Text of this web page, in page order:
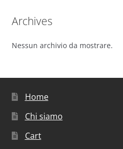
Archives
Nessun archivio da mostrare.
Home
Chi siamo
Cart